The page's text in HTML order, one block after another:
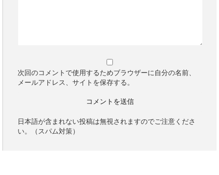
次回のコメントで使用するためブラウザーに自分の名前、
メールアドレス、サイトを保存する。
日本語が含まれない投稿は無視されますのでご注意くださ
い。（スパム対策）